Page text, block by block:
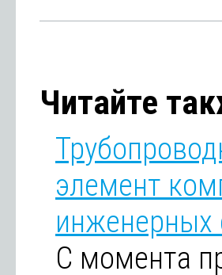
Читайте
элемент
инженерных
С момента